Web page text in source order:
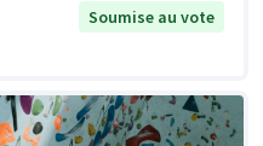
Soumise au vote